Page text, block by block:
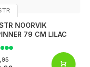
NOORVIK
79 CM LILAC